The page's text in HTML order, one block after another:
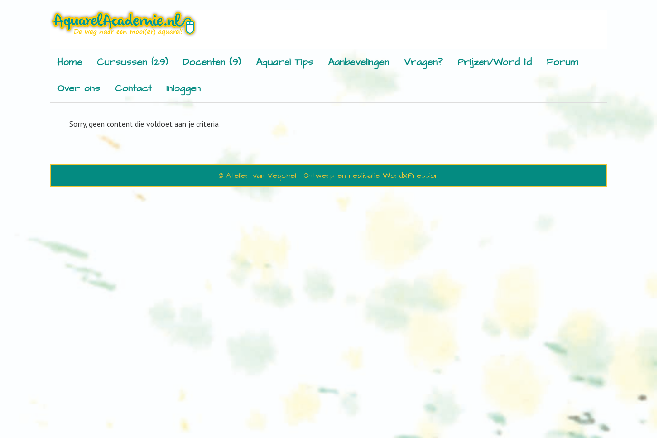
Home Cursussen (29) Docenten (9) Aquarel Tips Aanbevelingen Vragen? Prijzen/Word lid
Forum
Over ons
Contact Inloggen
Sorry, geen content die voldoet aan je criteria.
© Atelier van Vegchel · Ontwerp en realisatie WordXPression